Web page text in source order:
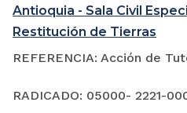
Antioquia - Sala Civil
Restitución de Tierras
REFERENCIA: Acción de
RADICADO: 05000- 2221-